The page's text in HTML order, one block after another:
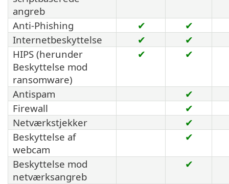
angreb
Anti-Phishing ✔
✔
Internetbeskyttelse
✔
✔
HIPS (herunder
Beskyttelse mod
ransomware)
✔ ✔
Antispam
✔
Firewall
✔
Netværkstjekker
✔
Beskyttelse af
webcam
✔
Beskyttelse mod
netværksangreb
✔